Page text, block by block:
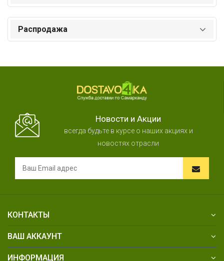
Распродажа
Новости и Акции
всегда будьте в курсе о наших акциях и
новостях отрасли
КОНТАКТЫ
ВАШ АККАУНТ
ИНФОРМАЦИЯ